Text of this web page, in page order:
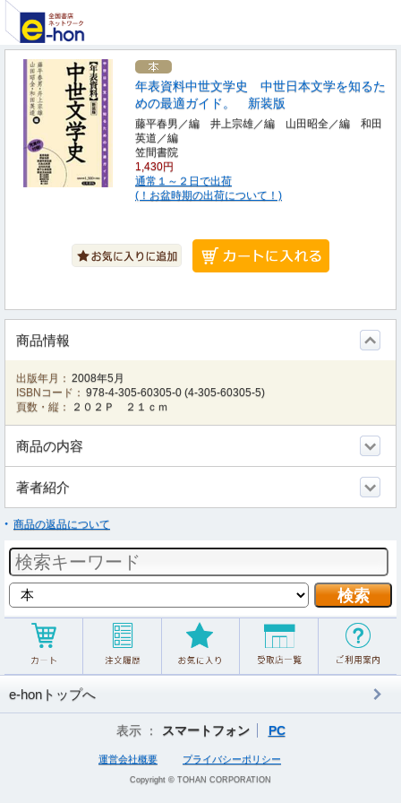
年表資料中世文学史 中世日本文学を知るた
めの最適ガイド。 新装版
藤平春男／編 井上宗雄／編 山田昭全／編 和田
英道／編
笠間書院
1,430円
通常１～２日で出荷
(！お盆時期の出荷について！)
商品情報
出版年月： 2008年5月
ISBNコード： 978-4-305-60305-0 (4-305-60305-5)
頁数・縦：
２０２Ｐ ２１ｃｍ
商品の内容
著者紹介
商品の返品について
e-honトップへ
表示 ： スマートフォン PC
運営会社概要 プライバシーポリシー
Copyright © TOHAN CORPORATION